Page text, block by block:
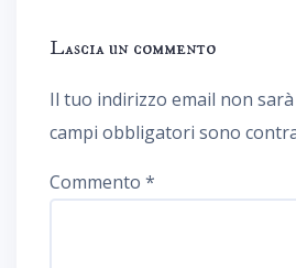
Lascia un commento
Il tuo indirizzo email non
campi obbligatori sono
Commento *